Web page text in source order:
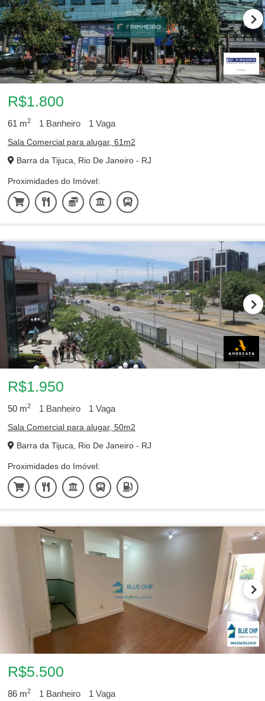
R$1.800
61 m2 1 Banheiro 1 Vaga
Sala Comercial para alugar, 61m2
Barra da Tijuca, Rio De Janeiro - RJ
Proximidades do Imóvel:
R$1.950
50 m2 1 Banheiro 1 Vaga
Sala Comercial para alugar, 50m2
Barra da Tijuca, Rio De Janeiro - RJ
Proximidades do Imóvel:
R$5.500
86 m2 1 Banheiro 1 Vaga